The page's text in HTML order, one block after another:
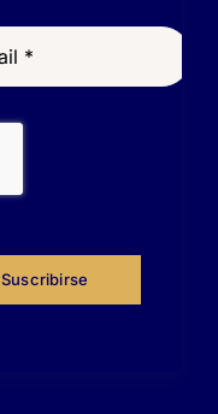
Suscribirse